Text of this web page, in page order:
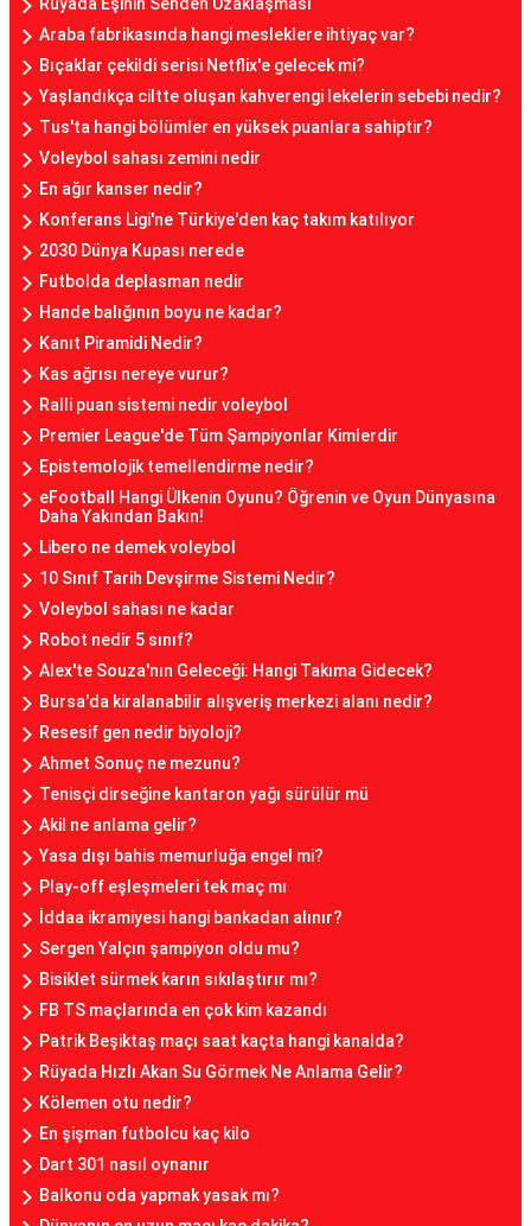
Araba fabrikasında hangi mesleklere ihtiyaç var?
Bıçaklar çekildi serisi Netflix'e gelecek mi?
Yaşlandıkça ciltte oluşan kahverengi lekelerin sebebi nedir?
Tus'ta hangi bölümler en yüksek puanlara sahiptir?
Voleybol sahası zemini nedir
En ağır kanser nedir?
Konferans Ligi'ne Türkiye'den kaç takım katılıyor
2030 Dünya Kupası nerede
Futbolda deplasman nedir
Hande balığının boyu ne kadar?
Kanıt Piramidi Nedir?
Kas ağrısı nereye vurur?
Ralli puan sistemi nedir voleybol
Premier League'de Tüm Şampiyonlar Kimlerdir
Epistemolojik temellendirme nedir?
eFootball Hangi Ülkenin Oyunu? Öğrenin ve Oyun Dünyasına
Daha Yakından Bakın!
Libero ne demek voleybol
10 Sınıf Tarih Devşirme Sistemi Nedir?
Voleybol sahası ne kadar
Robot nedir 5 sınıf?
Alex'te Souza'nın Geleceği: Hangi Takıma Gidecek?
Bursa'da kiralanabilir alışveriş merkezi alanı nedir?
Resesif gen nedir biyoloji?
Ahmet Sonuç ne mezunu?
Tenisçi dirseğine kantaron yağı sürülür mü
Akil ne anlama gelir?
Yasa dışı bahis memurluğa engel mi?
Play-off eşleşmeleri tek maç mı
İddaa ikramiyesi hangi bankadan alınır?
Sergen Yalçın şampiyon oldu mu?
Bisiklet sürmek karın sıkılaştırır mı?
FB TS maçlarında en çok kim kazandı
Patrik Beşiktaş maçı saat kaçta hangi kanalda?
Rüyada Hızlı Akan Su Görmek Ne Anlama Gelir?
Kölemen otu nedir?
En şişman futbolcu kaç kilo
Dart 301 nasıl oynanır
Balkonu oda yapmak yasak mı?